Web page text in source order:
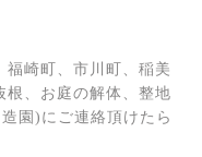
福崎町、市川町、稲美
根、お庭の解体、整地
園)にご連絡頂けたら